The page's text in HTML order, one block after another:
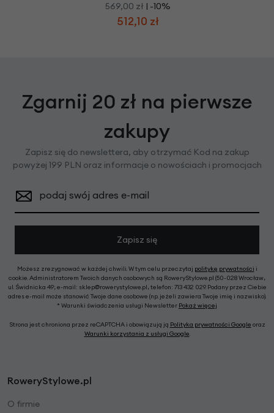
569,00 zł | -10%
512,10 zł
Zgarnij 20 zł na pierwsze
zakupy
Zapisz się do newslettera, aby otrzymać Kod na zakup
powyżej 199 PLN oraz informacje o nowościach i promocjach
podaj swój adres e-mail
Zapisz się
Możesz zrezygnować w każdej chwili. W tym celu przeczytaj politykę prywatności i
cookie. Administratorem Twoich danych osobowych są RoweryStylowe.pl (50-028 Wrocław,
ul. Świdnicka 49; e-mail: sklep@rowerystylowe.pl, telefon: 713 432 029. Podany przez Ciebie
adres e-mail może stanowić Twoje dane osobowe (np. jeżeli zawiera Twoje imię i nazwisko).
* Warunki świadczenia usługi Newsletter Pokaż więcej
Strona jest chroniona przez reCAPTCHA i obowiązują ją Polityka prywatności Google oraz
Warunki korzystania z usługi Google.
RoweryStylowe.pl
O firmie